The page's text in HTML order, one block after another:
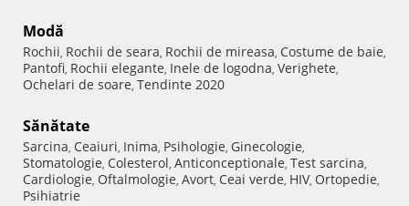
Modă
Rochii, Rochii de seara, Rochii de mireasa, Costume de baie,
Pantofi, Rochii elegante, Inele de logodna, Verighete,
Ochelari de soare, Tendinte 2020
Sănătate
Sarcina, Ceaiuri, Inima, Psihologie, Ginecologie,
Stomatologie, Colesterol, Anticonceptionale, Test sarcina,
Cardiologie, Oftalmologie, Avort, Ceai verde, HIV, Ortopedie,
Psihiatrie